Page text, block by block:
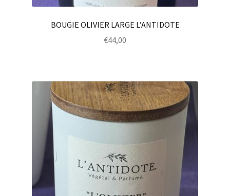
BOUGIE OLIVIER LARGE L’ANTIDOTE
€44,00